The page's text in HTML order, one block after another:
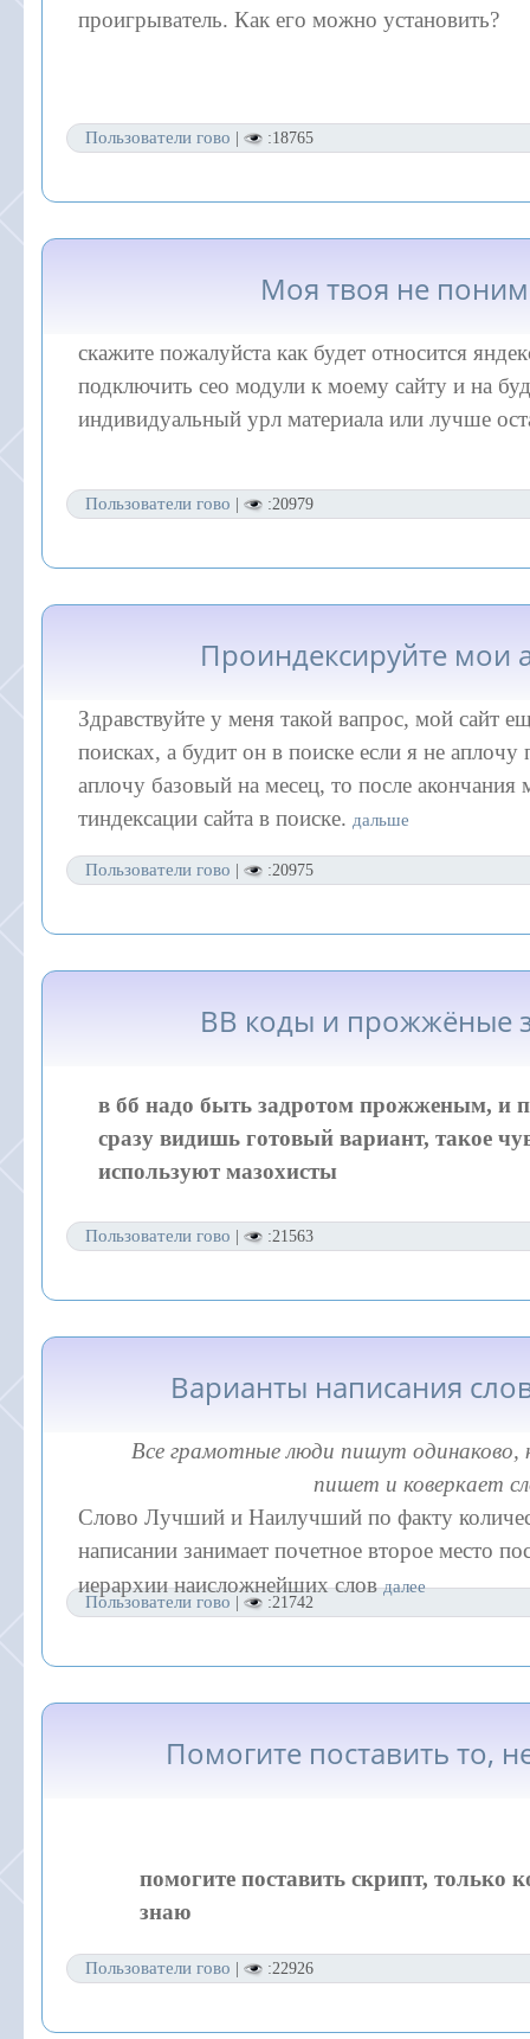
проигрыватель. Как его можно установить?
Пользователи гово :18765
Моя твоя не
скажите пожалуйста как будет относится
подключить сео модули к моему сайту и на
индивидуальный урл материала или лучше
Пользователи гово :20979
Проиндексируйте мои
Здравствуйте у меня такой вапрос, мой сайт
поисках, а будит он в поиске если я не аплочу
аплочу базовый на месец, то после акончания
тиндексации сайта в поиске. дальше
Пользователи гово :20975
BB коды и прожжёные
в бб надо быть задротом прожженым, и
сразу видишь готовый вариант, такое
используют мазохисты
Пользователи гово :21563
Варианты написания
Все грамотные люди пишут
пишет и коверкает
Слово Лучший и Наилучший по факту
написании занимает почетное второе место
иерархии наисложнейших словдалее
Пользователи гово
:21742
Помогите поставить то,
помогите поставить скрипт, только
знаю
Пользователи гово :22926